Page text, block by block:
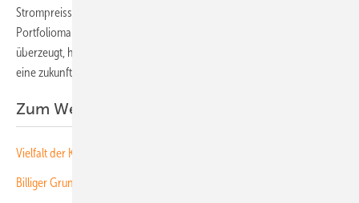
Strompreissignalen orientieren”, ergänzt David Schmich, Leiter
Portfoliomanagement und Origination bei Next Kraftwerke,. „Wir sind
überzeugt, hiermit Stromhändlern, Lieferanten und deren Endkunden
eine zukunftsweisende Lösung an die Hand geben zu können.” (su)
Zum Weiterlesen:
Vielfalt d er Konzepte meistern
Billiger Grundlaststrom für die nächsten Jahre